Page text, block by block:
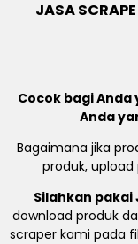
JASA
Cocok bagi
Anda
Bagaimana jika
produk,
Silahkan pakai
download produk
scraper kami pada